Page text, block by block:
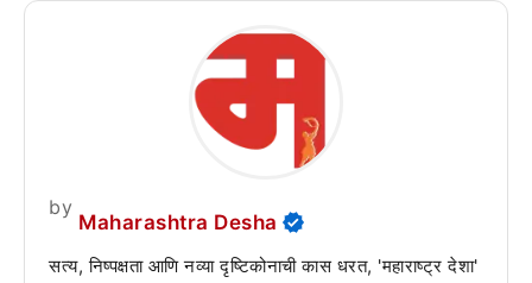
by
Maharashtra Desha
सत्य, निष्पक्षता आणि नव्या दृष्टिकोनाची कास धरत, 'महाराष्ट्र देशा'